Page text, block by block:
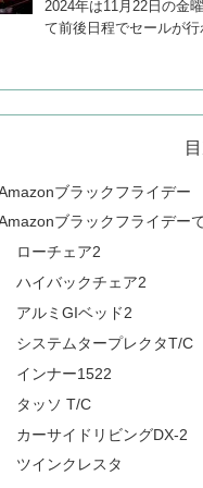
2024年は11月22日の金
て前後日程でセールが
ブラックフライデー
ブラックフライデー
ローチェア2
ハイバックチェア2
アルミGIベッド2
システムタープレクタT/C
インナー1522
タッソ T/C
カーサイドリビングDX-2
ツインクレスタ